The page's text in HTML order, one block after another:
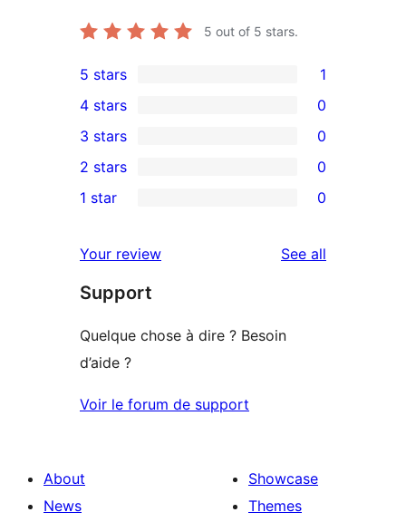
5 out of 5 stars.
1
5-
star
review
5 stars 1
4-
star
reviews
4 stars 0
0
3-
star
3 stars 0
2-
reviews
2 stars 0
star
reviews
1 star 0
Your review See all
Support
Quelque chose à dire ? Besoin
d’aide ?
Voir le forum de support
About
News
Showcase
Themes